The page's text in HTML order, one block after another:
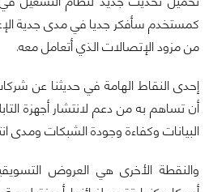
كمستخدم سأفكر جديا في مدى جدية
من مزود الإتصالات الذي أتعامل معه.
إحدى النقاط الهامة في حديثنا عن
أن تساهم به من دعم لانتشار أجهزة
البيانات وكفاءة وجودة الشبكات ومدى
والنقطة الأخرى هي العروض